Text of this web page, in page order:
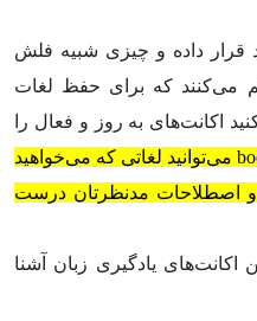
قرار داده و چیزی شبیه فلش
می‌کنند که برای حفظ لغات
اکانت‌های به روز و فعال را
از طریق قابلیت bookmarks می‌توانید لغاتی که می‌خواهید
و اصطلاحات مدنظرتان درست
اکانت‌های یادگیری زبان آشنا